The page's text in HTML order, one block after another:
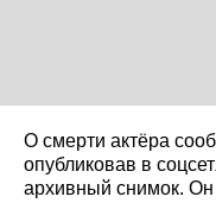
О смерти актёра
опубликовав в
архивный снимок. Он